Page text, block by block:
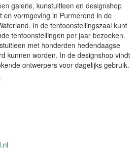
galerie, kunstuitleen en designshop
en vormgeving in Purmerend in de
In de tentoonstellingszaal kunt
tentoonstellingen per jaar bezoeken.
met honderden hedendaagse
kunnen worden. In de designshop vindt
ontwerpers voor dagelijks gebruik.